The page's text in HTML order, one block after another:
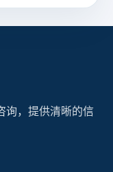
询，提供清晰的信